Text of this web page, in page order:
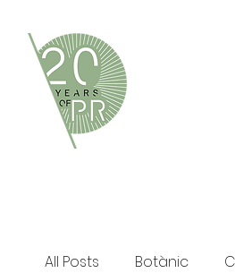
und persönliche
Klassische PR im
All Posts Botànic